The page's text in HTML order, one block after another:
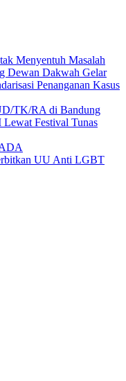
Menyentuh Masalah
Dewan Dakwah Gelar
Penanganan Kasus
TK/RA di Bandung
Festival Tunas
UU Anti LGBT